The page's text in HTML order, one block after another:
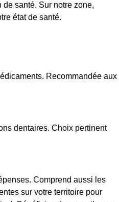
santé. Sur notre zone,
état de santé.
Recommandée aux
dentaires. Choix pertinent
Comprend aussi les
sur votre territoire pour